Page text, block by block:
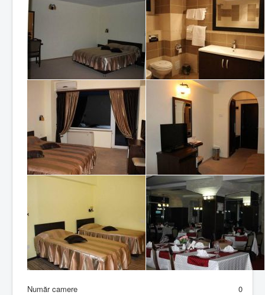
Număr camere
0